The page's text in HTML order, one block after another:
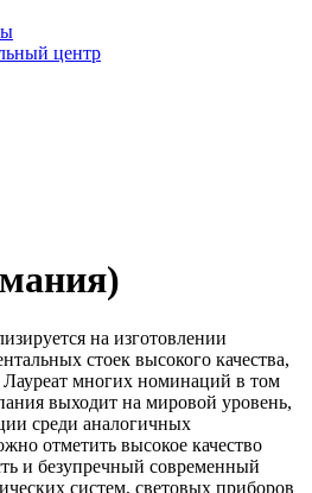
центр
на изготовлении
стоек высокого качества,
многих номинаций в том
выходит на мировой уровень,
среди аналогичных
отметить высокое качество
и безупречный современный
систем, световых приборов